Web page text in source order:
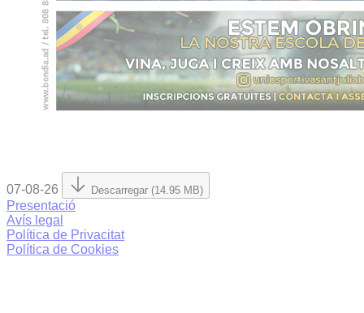
07-08-26 Descarregar (14.95 MB)
Presentació
Avís legal
Política de Privacitat
Política de Cookies